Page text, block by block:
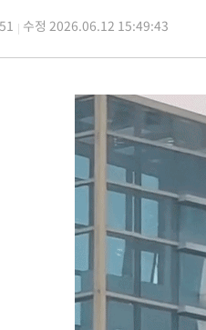
수정 2026.06.12 15:49:43